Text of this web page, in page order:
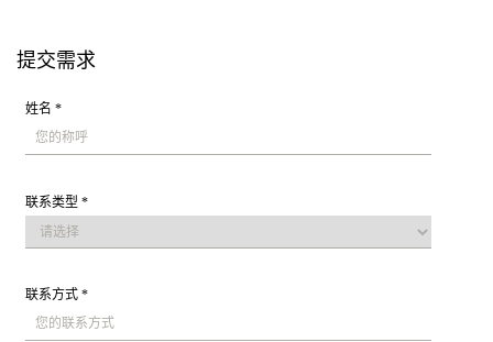
提交需求
姓名 *
联系类型 *
联系方式 *